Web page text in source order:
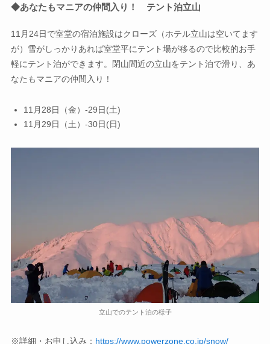
◆あなたもマニアの仲間入り！ テント泊立山
11月24日で室堂の宿泊施設はクローズ（ホテル立山は空いてます
が）雪がしっかりあれば室堂平にテント場が移るので比較的お手
軽にテント泊ができます。閉山間近の立山をテント泊で滑り、あ
なたもマニアの仲間入り！
11月28日（金）-29日(土)
11月29日（土）-30日(日)
立山でのテント泊の様子
※詳細・お申し込み： https://www.powerzone.co.jp/snow/